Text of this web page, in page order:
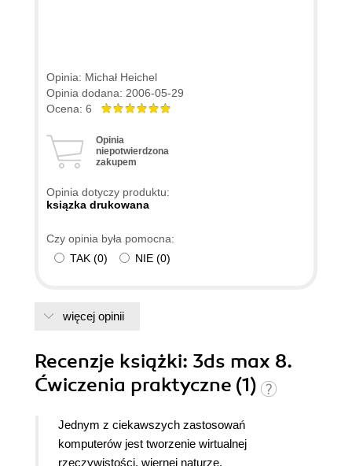
Opinia: Michał Heichel
Opinia dodana: 2006-05-29
Ocena: 6
Opinia
niepotwierdzona
zakupem
Opinia dotyczy produktu:
ksiązka drukowana
Czy opinia była pomocna:
TAK (0) NIE (0)
więcej opinii
Recenzje książki: 3ds max 8.
Ćwiczenia praktyczne (1)
Jednym z ciekawszych zastosowań
komputerów jest tworzenie wirtualnej
rzeczywistości, wiernej naturze.